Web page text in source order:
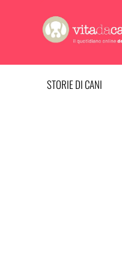
contenuto
STORIE DI CANI